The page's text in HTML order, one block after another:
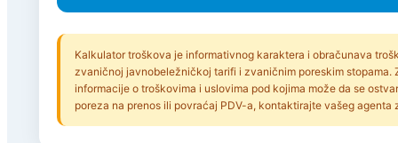
Kalkulator troškova je informativnog karaktera i obračunava
zvaničnoj javnobeležničkoj tarifi i zvaničnim poreskim stopama.
informacije o troškovima i uslovima pod kojima može da se
poreza na prenos ili povraćaj PDV-a, kontaktirajte vašeg agenta